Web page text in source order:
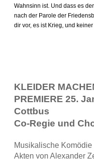
Wahnsinn ist. Und dass es
nach der Parole der
dir vor, es ist Krieg, und
KLEIDER
PREMIERE 25.
Cottbus
Co-Regie und
Musikalische
Akten von Alexander